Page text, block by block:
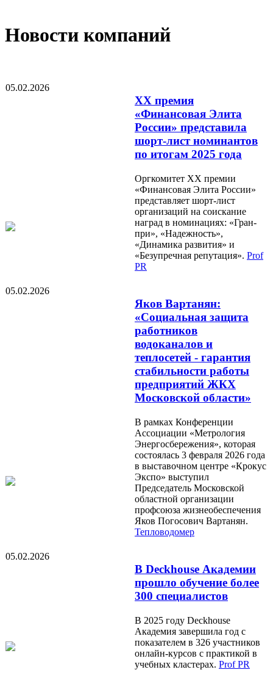
Новости компаний
05.02.2026
XX премия
«Финансовая Элита
России» представила
шорт-лист номинантов
по итогам 2025 года
Оргкомитет XX премии
«Финансовая Элита России»
представляет шорт-лист
организаций на соискание
наград в номинациях: «Гран-
при», «Надежность»,
«Динамика развития» и
«Безупречная репутация». Prof
PR
05.02.2026
Яков Вартанян:
«Социальная защита
работников
водоканалов и
теплосетей - гарантия
стабильности работы
предприятий ЖКХ
Московской области»
В рамках Конференции
Ассоциации «Метрология
Энергосбережения», которая
состоялась 3 февраля 2026 года
в выставочном центре «Крокус
Экспо» выступил
Председатель Московской
областной организации
профсоюза жизнеобеспечения
Яков Погосович Вартанян.
Тепловодомер
05.02.2026
В Deckhouse Академии
прошло обучение более
300 специалистов
В 2025 году Deckhouse
Академия завершила год с
показателем в 326 участников
онлайн-курсов с практикой в
учебных кластерах. Prof PR